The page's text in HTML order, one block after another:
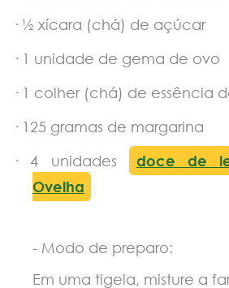
· ½ xícara (chá) de açúcar
· 1 unidade de gema de ovo
· 1 colher (chá) de essência
· 125 gramas de margarina
·4 unidades
doce de
Ovelha
- Modo de preparo:
Em uma tigela, misture a